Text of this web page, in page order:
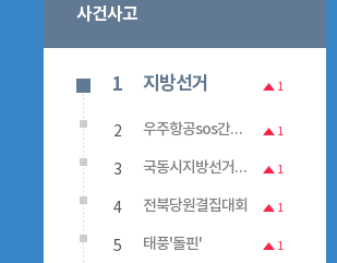
사건사고
1 지방선거 1
2 우주항공sos간담회 1
3 국동시지방선거투표용지부족사태 1
4 전북당원결집대회 1
5 태풍'돌핀' 1